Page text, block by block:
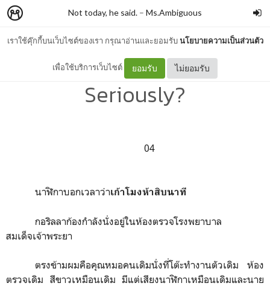
เราใช้คุ๊กกี้บนเว็บไซต์ของเรา กรุณาอ่านและยอมรับนโยบายความเป็นส่วนตัว
เพื่อใช้บริการเว็บไซต์ ยอมรับ ไม่ยอมรับ
Not today, he said. – Ms.Ambiguous
Are you drug dealer?
Seriously?
04
นาฬิกาบอกเวลาว่าเก้าโมงห้าสิบนาที
กอริลลาก้องกำลังนั่งอยู่ในห้องตรวจโรงพยาบาล
สมเด็จเจ้าพระยา
ตรงข้ามผมคือคุณหมอคนเดิมนั่งที่โต๊ะทำงานตัวเดิม ห้อง
ตรวจเดิม สีขาวเหมือนเดิม มีแต่เสียงนาฬิกาเหมือนเดิมและนาย